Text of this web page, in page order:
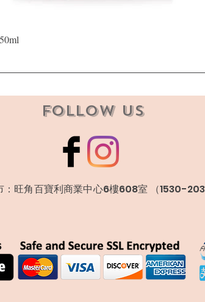
Follow Us
：旺角百寶利商業中心6樓608室 （1530-